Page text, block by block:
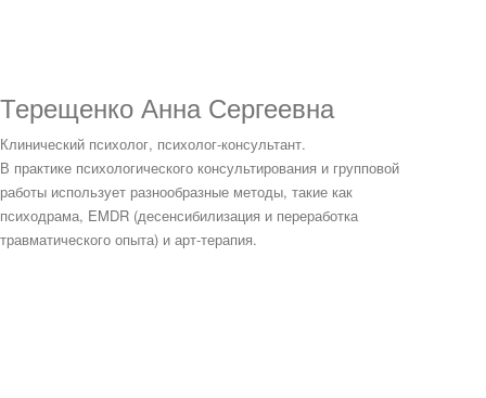
Терещенко Анна Сергеевна
Клинический психолог, психолог-консультант.
В практике психологического консультирования и групповой
работы использует разнообразные методы, такие как
психодрама, EMDR (десенсибилизация и переработка
травматического опыта) и арт-терапия.